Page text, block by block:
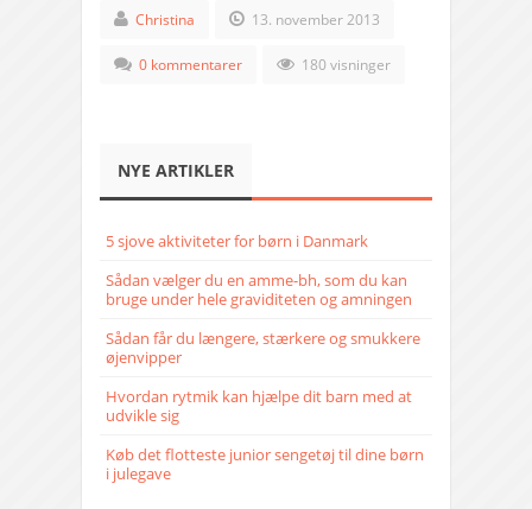
Christina 13. november 2013
0 kommentarer 180 visninger
NYE ARTIKLER
5 sjove aktiviteter for børn i Danmark
Sådan vælger du en amme-bh, som du kan
bruge under hele graviditeten og amningen
Sådan får du længere, stærkere og smukkere
øjenvipper
Hvordan rytmik kan hjælpe dit barn med at
udvikle sig
Køb det flotteste junior sengetøj til dine børn
i julegave